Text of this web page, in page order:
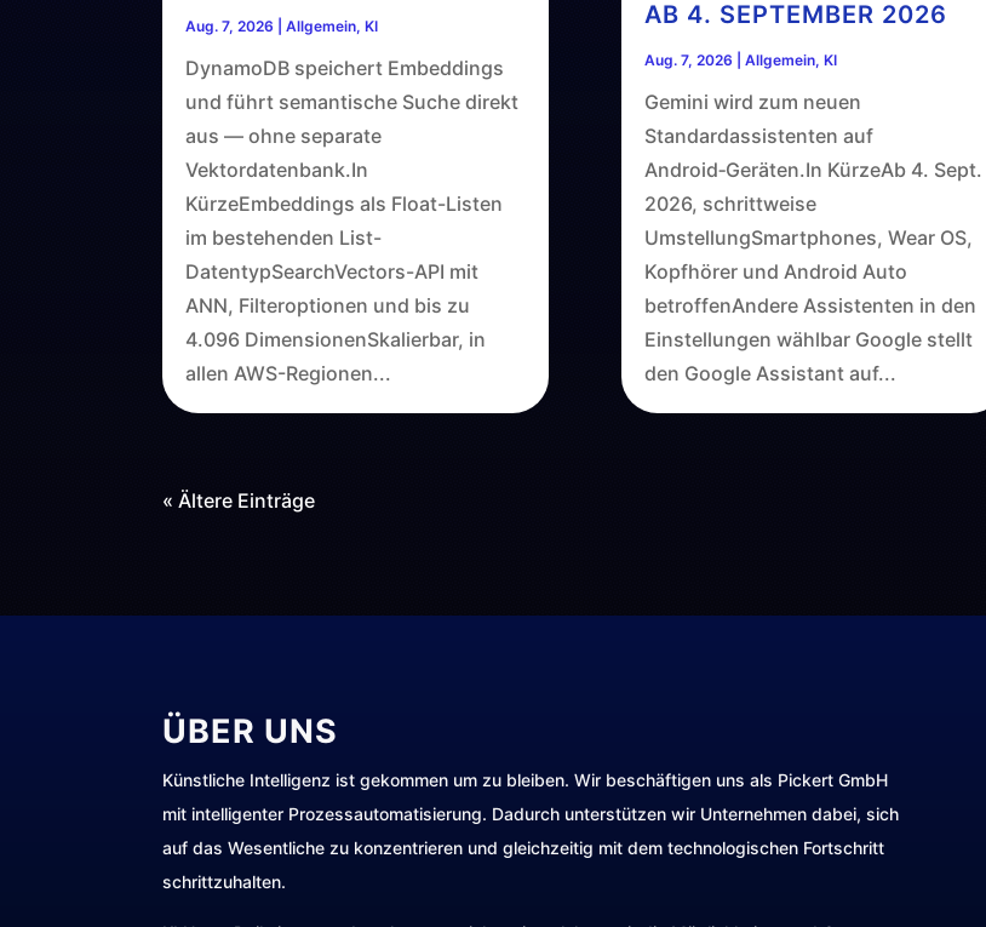
Aug. 7, 2026 |Allgemein,KI
DynamoDB speichert Embeddings
und führt semantische Suche direkt
aus — ohne separate
Vektordatenbank.In
KürzeEmbeddings als Float-Listen
im bestehenden List-
DatentypSearchVectors-API mit
ANN, Filteroptionen und bis zu
4.096 DimensionenSkalierbar, in
allen AWS-Regionen...
AB 4. SEPTEMBER 2026
Aug. 7, 2026 Allgemein, KI
Gemini wird zum neuen
Standardassistenten auf
Android‑Geräten.In KürzeAb 4. Sept.
2026, schrittweise
UmstellungSmartphones, Wear OS,
Kopfhörer und Android Auto
betroffenAndere Assistenten in den
Einstellungen wählbar Google stellt
den Google Assistant auf...
« Ältere Einträge
ÜBER UNS
Künstliche Intelligenz ist gekommen um zu bleiben. Wir beschäftigen uns als Pickert GmbH
mit intelligenter Prozessautomatisierung. Dadurch unterstützen wir Unternehmen dabei, sich
auf das Wesentliche zu konzentrieren und gleichzeitig mit dem technologischen Fortschritt
schrittzuhalten.